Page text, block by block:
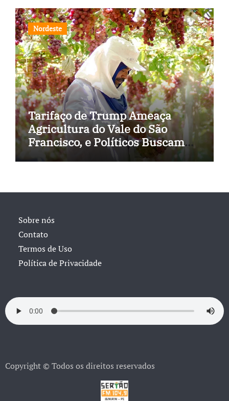
Nordeste
Tarifaço de Trump Ameaça
Agricultura do Vale do São
Francisco, e Políticos Buscam
Soluções
Sobre nós
Contato
Termos de Uso
Política de Privacidade
Copyright © Todos os direitos reservados